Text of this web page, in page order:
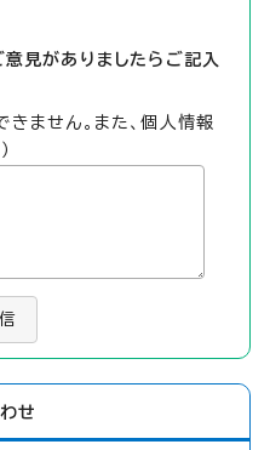
見がありましたらご記入
きません。また、個人情報
せ